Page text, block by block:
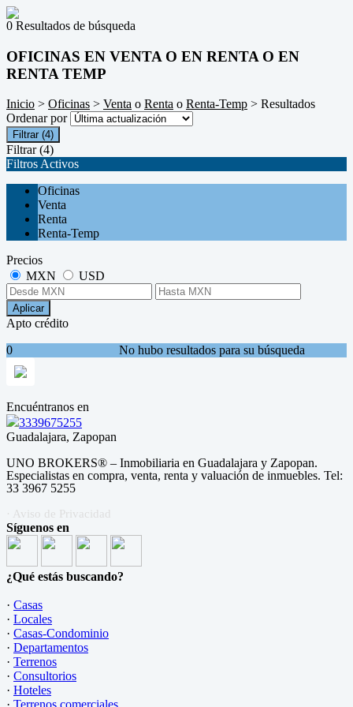
0 Resultados de búsqueda
OFICINAS EN VENTA O EN RENTA O EN
RENTA TEMP
Inicio > Oficinas > Venta o Renta o Renta-Temp > Resultados
Ordenar por
Filtrar (4)
Filtrar (4)
Filtros Activos
Oficinas
Venta
Renta
Renta-Temp
Precios
MXN
USD
Aplicar
Apto crédito
No hubo resultados para su búsqueda
0
Encuéntranos en
3339675255
Guadalajara, Zapopan
UNO BROKERS® – Inmobiliaria en Guadalajara y Zapopan.
Especialistas en compra, venta, renta y valuación de inmuebles. Tel:
33 3967 5255
· Aviso de Privacidad
Síguenos en
¿Qué estás buscando?
· Casas
· Locales
· Casas-Condominio
· Departamentos
· Terrenos
· Consultorios
· Hoteles